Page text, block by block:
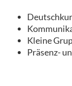
Kleine
Präsenz-